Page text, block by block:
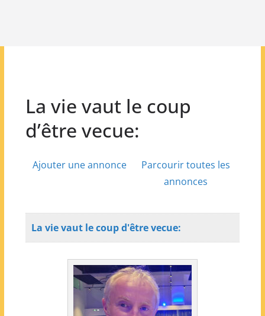
La vie vaut le coup
d’être vecue:
Ajouter une annonce
Parcourir toutes les
annonces
La vie vaut le coup d'être vecue: